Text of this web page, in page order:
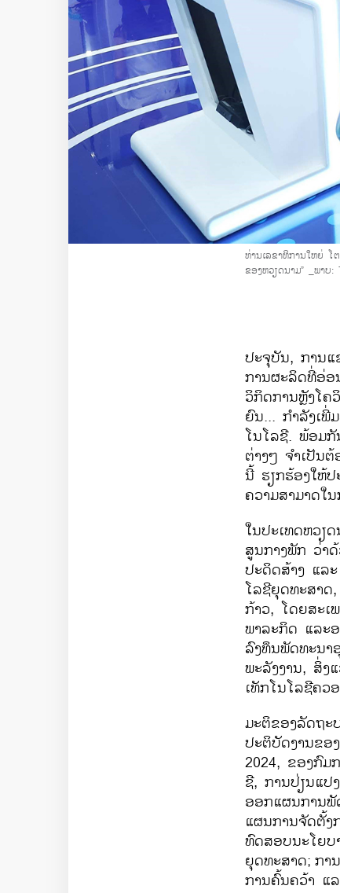
ທ່ານເລຂາທິການໃຫຍ່ ໂ
ຂອງຫວຽດນາມ”
_ພາບ:
ປະຈຸບັນ, ການແ
ການຜະລິດທີ່ອ່ອ
ວິກິດການຫຼັງໂຄ
ຍົນ... ກຳລັງເພີ່
ໂນໂລຊີ. ພ້ອມ
ຕ່າງໆ ຈຳເປັນ
ນີ້ ຮຽກຮ້ອງໃຫ້
ຄວາມສາມາດໃ
ໃນປະເທດຫວຽ
ສູນກາງພັກ ວ່າ
ປະດິດສ້າງ ແລ
ໂລຊີຍຸດທະສາດ,
ກ້າວ, ໂດຍສະເ
ພາລະກິດ ແລະ
ລົງທຶນພັດທະນາ
ພະລັງງານ, ສິ່ງ
ເທັກໂນໂລຊີຄວ
ມະຕິຂອງລັດຖະ
ປະຕິບັດງານຂອ
2024, ຂອງກົມ
ຊີ, ການປ່ຽນແປ
ອອກແຜນການພັ
ແຜນການຈັດຕັ້ງ
ທົດສອບນະໂຍບ
ຍຸດທະສາດ; ກາ
ການຄົ້ນຄວ້າ ແ